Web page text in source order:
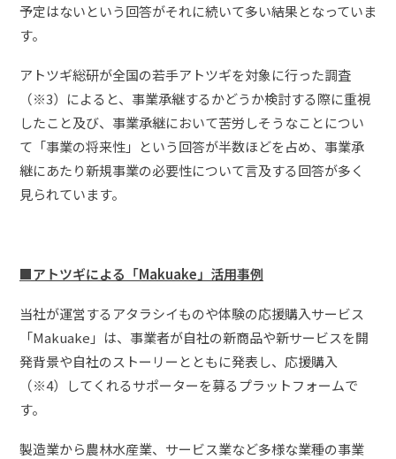
予定はないという回答がそれに続いて多い結果となっていま
す。
アトツギ総研が全国の若手アトツギを対象に行った調査
（※3）によると、事業承継するかどうか検討する際に重視
したこと及び、事業承継において苦労しそうなことについ
て「事業の将来性」という回答が半数ほどを占め、事業承
継にあたり新規事業の必要性について言及する回答が多く
見られています。
■アトツギによる「Makuake」活用事例
当社が運営するアタラシイものや体験の応援購入サービス
「Makuake」は、事業者が自社の新商品や新サービスを開
発背景や自社のストーリーとともに発表し、応援購入
（※4）してくれるサポーターを募るプラットフォームで
す。
製造業から農林水産業、サービス業など多様な業種の事業